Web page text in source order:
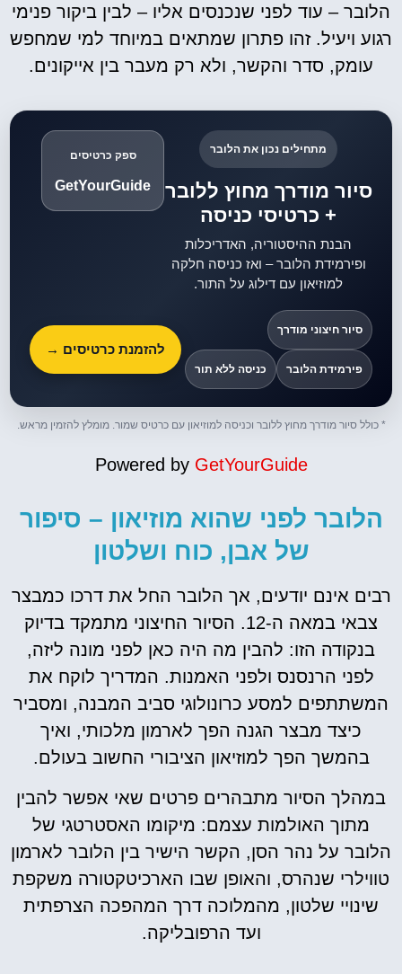
הלובר – עוד לפני שנכנסים אליו – לבין ביקור פנימי
רגוע ויעיל. זהו פתרון שמתאים במיוחד למי שמחפש
עומק, סדר והקשר, ולא רק מעבר בין אייקונים.
מתחילים נכון את הלובר
סיור מודרך מחוץ ללובר
+ כרטיסי כניסה
הבנת ההיסטוריה, האדריכלות
ופירמידת הלובר – ואז כניסה חלקה
למוזיאון עם דילוג על התור.
ספק כרטיסים
GetYourGuide
סיור חיצוני מודרך
פירמידת הלובר כניסה ללא תור
להזמנת כרטיסים →
* כולל סיור מודרך מחוץ ללובר וכניסה למוזיאון עם כרטיס שמור. מומלץ להזמין מראש.
Powered by GetYourGuide
הלובר לפני שהוא מוזיאון – סיפור
של אבן, כוח ושלטון
רבים אינם יודעים, אך הלובר החל את דרכו כמבצר
צבאי במאה ה-12. הסיור החיצוני מתמקד בדיוק
בנקודה הזו: להבין מה היה כאן לפני מונה ליזה,
לפני הרנסנס ולפני האמנות. המדריך לוקח את
המשתתפים למסע כרונולוגי סביב המבנה, ומסביר
כיצד מבצר הגנה הפך לארמון מלכותי, ואיך
בהמשך הפך למוזיאון הציבורי החשוב בעולם.
במהלך הסיור מתבהרים פרטים שאי אפשר להבין
מתוך האולמות עצמם: מיקומו האסטרטגי של
הלובר על נהר הסן, הקשר הישיר בין הלובר לארמון
טווילרי שנהרס, והאופן שבו הארכיטקטורה משקפת
שינויי שלטון, מהמלוכה דרך המהפכה הצרפתית
ועד הרפובליקה.